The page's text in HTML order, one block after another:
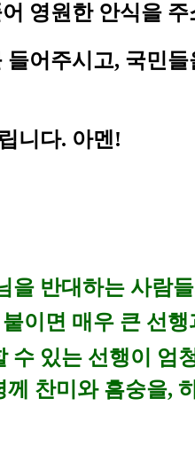
영원한 안식을
어주시고, 국민
니다. 아멘!
반대하는 사람
이면 매우 큰 선
수 있는 선행이 엄
찬미와 흠숭을,